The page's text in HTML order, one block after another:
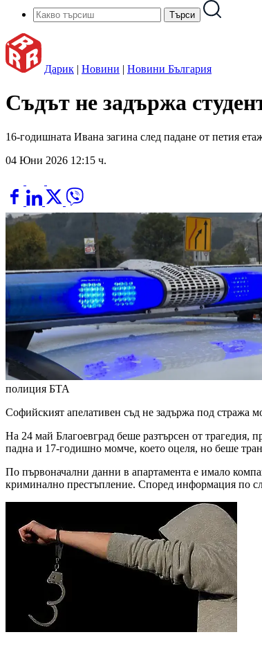
Дарик | Новини | Новини България
Съдът не задържа
16-годишната Ивана загина след падане от петия
04 Юни 2026 12:15 ч.
полиция БТА
Софийският апелативен съд не задържа под стража
На 24 май Благоевград беше разтърсен от трагедия,
падна и 17-годишно момче, което оцеля, но беше
По първоначални данни в апартамента е имало
криминално престъпление. Според информация по